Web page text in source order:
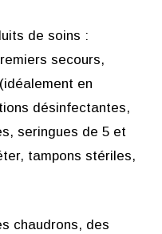
de soins :
secours,
en
désinfectantes,
seringues de 5 et
tampons stériles,
chaudrons, des